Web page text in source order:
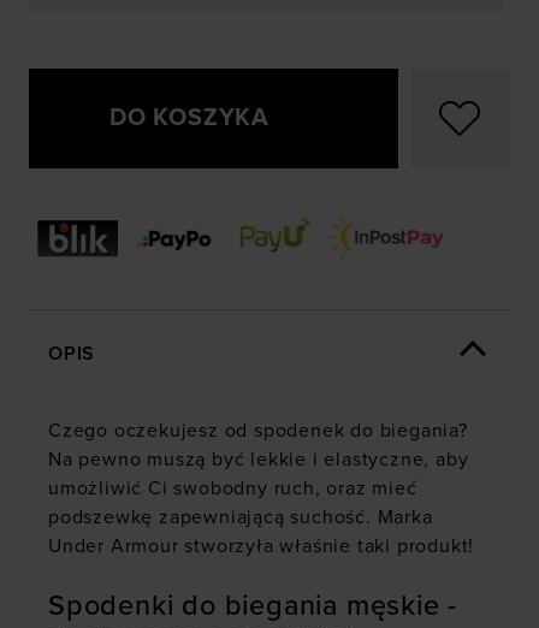
DO KOSZYKA
OPIS
Czego oczekujesz od spodenek do biegania?
Na pewno muszą być lekkie i elastyczne, aby
umożliwić Ci swobodny ruch, oraz mieć
podszewkę zapewniającą suchość. Marka
Under Armour stworzyła właśnie taki produkt!
Spodenki do biegania męskie -